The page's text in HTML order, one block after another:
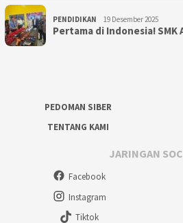
PENDIDIKAN 19 Desember 2025
Pertama di Indonesia!
PEDOMAN SIBER
TENTANG KAMI
JARINGAN
Facebook
Instagram
Tiktok